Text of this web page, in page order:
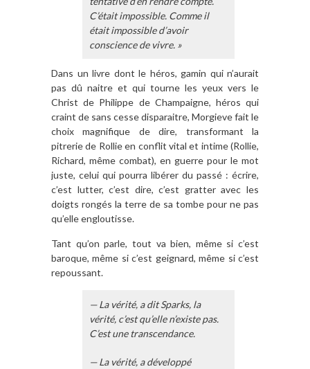
C’était impossible. Comme il
était impossible d’avoir
conscience de vivre. »
Dans un livre dont le héros, gamin qui n’aurait
pas dû naitre et qui tourne les yeux vers le
Christ de Philippe de Champaigne, héros qui
craint de sans cesse disparaitre, Morgieve fait le
choix magnifique de dire, transformant la
pitrerie de Rollie en conflit vital et intime (Rollie,
Richard, même combat), en guerre pour le mot
juste, celui qui pourra libérer du passé : écrire,
c’est lutter, c’est dire, c’est gratter avec les
doigts rongés la terre de sa tombe pour ne pas
qu’elle engloutisse.
Tant qu’on parle, tout va bien, même si c’est
baroque, même si c’est geignard, même si c’est
repoussant.
— La vérité, a dit Sparks, la
vérité, c’est qu’elle n’existe pas.
C’est une transcendance.
— La vérité, a développé